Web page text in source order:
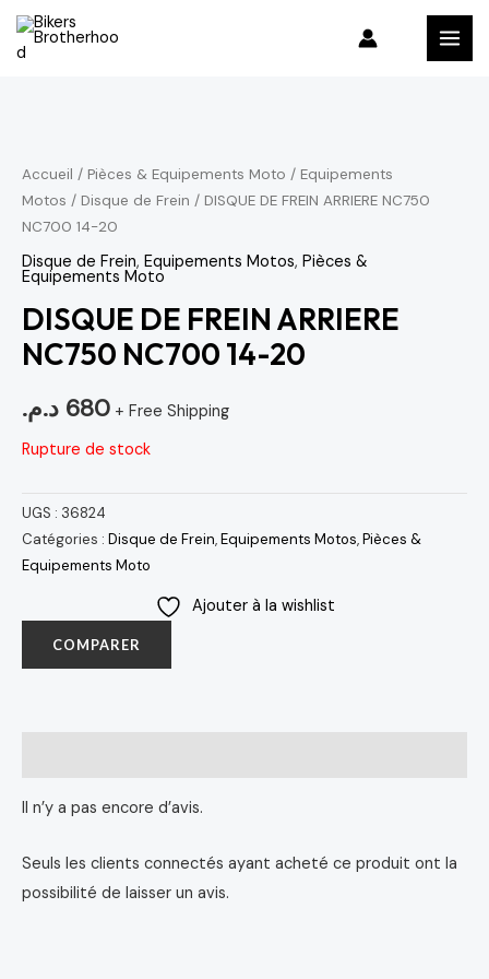
Aller
Accueil / Pièces & Equipements Moto / Equipements
Motos / Disque de Frein / DISQUE DE FREIN ARRIERE NC750
NC700 14-20
Disque de Frein, Equipements Motos, Pièces &
Equipements Moto
DISQUE DE FREIN ARRIERE
NC750 NC700 14-20
680 د.م.
+ Free Shipping
Rupture de stock
UGS : 36824
Catégories : Disque de Frein,Equipements Motos,Pièces &
Equipements Moto
Ajouter à la wishlist
COMPARER
Il n’y a pas encore d’avis.
Seuls les clients connectés ayant acheté ce produit ont la
possibilité de laisser un avis.